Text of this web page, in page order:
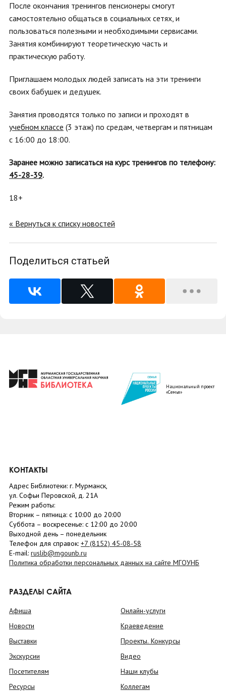
После окончания тренингов пенсионеры смогут
самостоятельно общаться в социальных сетях, и
пользоваться полезными и необходимыми сервисами.
Занятия комбинируют теоретическую часть и
практическую работу.
Приглашаем молодых людей записать на эти тренинги
своих бабушек и дедушек.
Занятия проводятся только по записи и проходят в
учебном классе (3 этаж) по средам, четвергам и пятницам
с 16:00 до 18:00.
Заранее можно записаться на курс тренингов по телефону:
45-28-39.
18+
« Вернуться к списку новостей
Поделиться статьей
Национальный проект
«Семья»
КОНТАКТЫ
Адрес Библиотеки: г. Мурманск,
ул. Софьи Перовской, д. 21А
Режим работы:
Вторник – пятница: с 10:00 до 20:00
Суббота – воскресенье: c 12:00 до 20:00
Выходной день – понедельник
Телефон для справок: +7 (8152) 45-08-58
E-mail: ruslib@mgounb.ru
Политика обработки персональных данных на сайте МГОУНБ
РАЗДЕЛЫ САЙТА
Афиша
Новости
Выставки
Экскурсии
Посетителям
Ресурсы
Онлайн-услуги
Краеведение
Проекты. Конкурсы
Видео
Наши клубы
Коллегам